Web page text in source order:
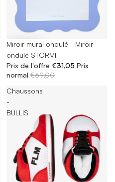
-55%
Miroir mural ondulé - Miroir
ondulé STORMI
Prix de l'offre €31,05 Prix
normal €69,00
Chaussons
-
BULLIS